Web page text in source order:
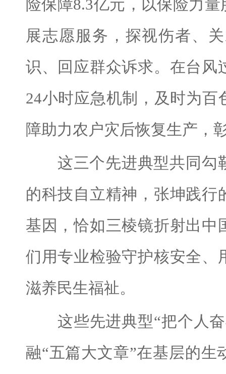
险保障8.3亿元，以保险力
展志愿服务，探视伤者、
识、回应群众诉求。在台风
24小时应急机制，及时为
障助力农户灾后恢复生产，
这三个先进典型共同勾
的科技自立精神，张坤践
基因，恰如三棱镜折射出中
们用专业检验守护核安全、
滋养民生福祉。
这些先进典型“把个人奋
融“五篇大文章”在基层的